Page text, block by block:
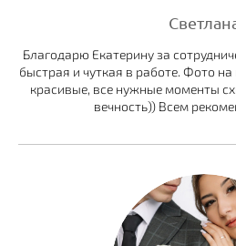
Благодарю Екатерину за
быстрая и чуткая в работе. Фото
красивые, все нужные моменты
вечность)) Всем